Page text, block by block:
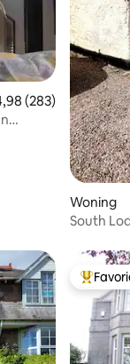
(283)
Woning
South
zwembad